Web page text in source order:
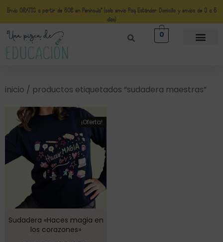
Envío GRATIS a partir de 50€ en Península* (solo envio Paq Estándar Domicilio y envíos de 3 a 5
días)
0
inicio / productos etiquetados “sudadera maestras”
¡Oferta!
Sudadera «Haces magia en
los corazones»